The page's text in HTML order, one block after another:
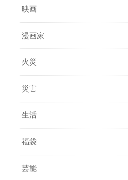
映画
漫画家
火災
災害
生活
福袋
芸能